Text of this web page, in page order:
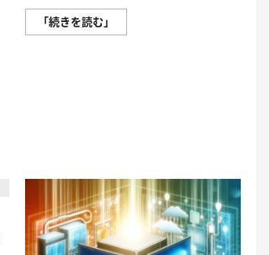
「続きを読む」
ラ
て
さ
ら
に
読
む